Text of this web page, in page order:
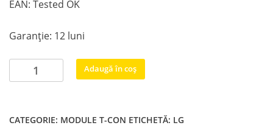
EAN: Tested OK
Garanție: 12 luni
Cantitate
6870c-
4375A
Adaugă în coș
CATEGORIE: MODULE T-CON ETICHETĂ: LG